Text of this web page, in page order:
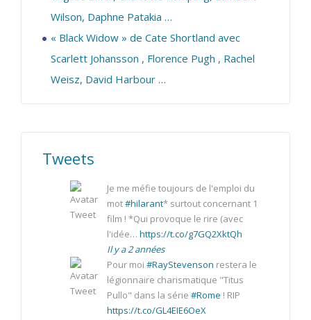
Wilson, Daphne Patakia …
« Black Widow » de Cate Shortland avec
Scarlett Johansson , Florence Pugh , Rachel
Weisz, David Harbour …
Tweets
Je me méfie toujours de l'emploi du
mot#hilarant* surtout concernant 1
film ! *Qui provoque le rire (avec
l'idée… https://t.co/g7GQ2XktQh
Il y a 2 années
Pour moi #RayStevenson restera le
légionnaire charismatique "Titus
Pullo" dans la série #Rome ! RIP
https://t.co/GL4EIE6OeX